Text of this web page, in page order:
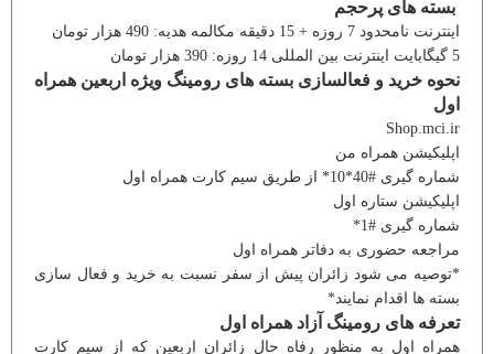
بسته های پرحجم
اینترنت نامحدود 7 روزه + 15 دقیقه مکالمه هدیه: 490 هزار تومان
5 گیگابایت اینترنت بین المللی 14 روزه: 390 هزار تومان
نحوه خرید و فعالسازی بسته های رومینگ ویژه اربعین همراه
اول
Shop.mci.ir
اپلیکیشن همراه من
شماره گیری #40*10* از طریق سیم کارت همراه اول
اپلیکیشن ستاره اول
شماره گیری #1*
مراجعه حضوری به دفاتر همراه اول
*توصیه می شود زائران پیش از سفر نسبت به خرید و فعال سازی
بسته ها اقدام نمایند*
تعرفه های رومینگ آزاد همراه اول
همراه اول به منظور رفاه حال زائران اربعین که از سیم کارت